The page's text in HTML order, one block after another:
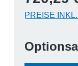
PREISE